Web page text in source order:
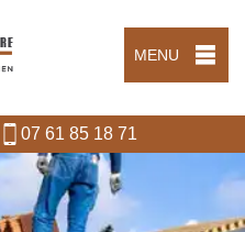
MENU
07 61 85 18 71